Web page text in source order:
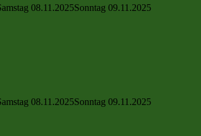
08.11.2025Sonntag 09.11.2025
08.11.2025Sonntag 09.11.2025